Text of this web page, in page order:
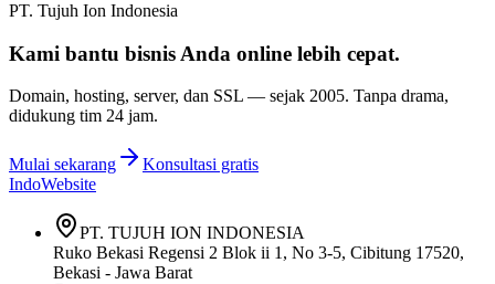
PT. Tujuh Ion Indonesia
Kami bantu bisnis Anda online lebih cepat.
Domain, hosting, server, dan SSL — sejak 2005. Tanpa drama,
didukung tim 24 jam.
Mulai sekarang
Konsultasi gratis
IndoWebsite
PT. TUJUH ION INDONESIA
Ruko Bekasi Regensi 2 Blok ii 1, No 3-5, Cibitung 17520,
Bekasi - Jawa Barat